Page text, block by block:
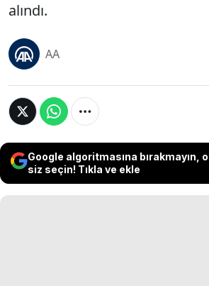
alındı.
AA
Google algoritmasına bırakmayın,
siz seçin! Tıkla ve ekle